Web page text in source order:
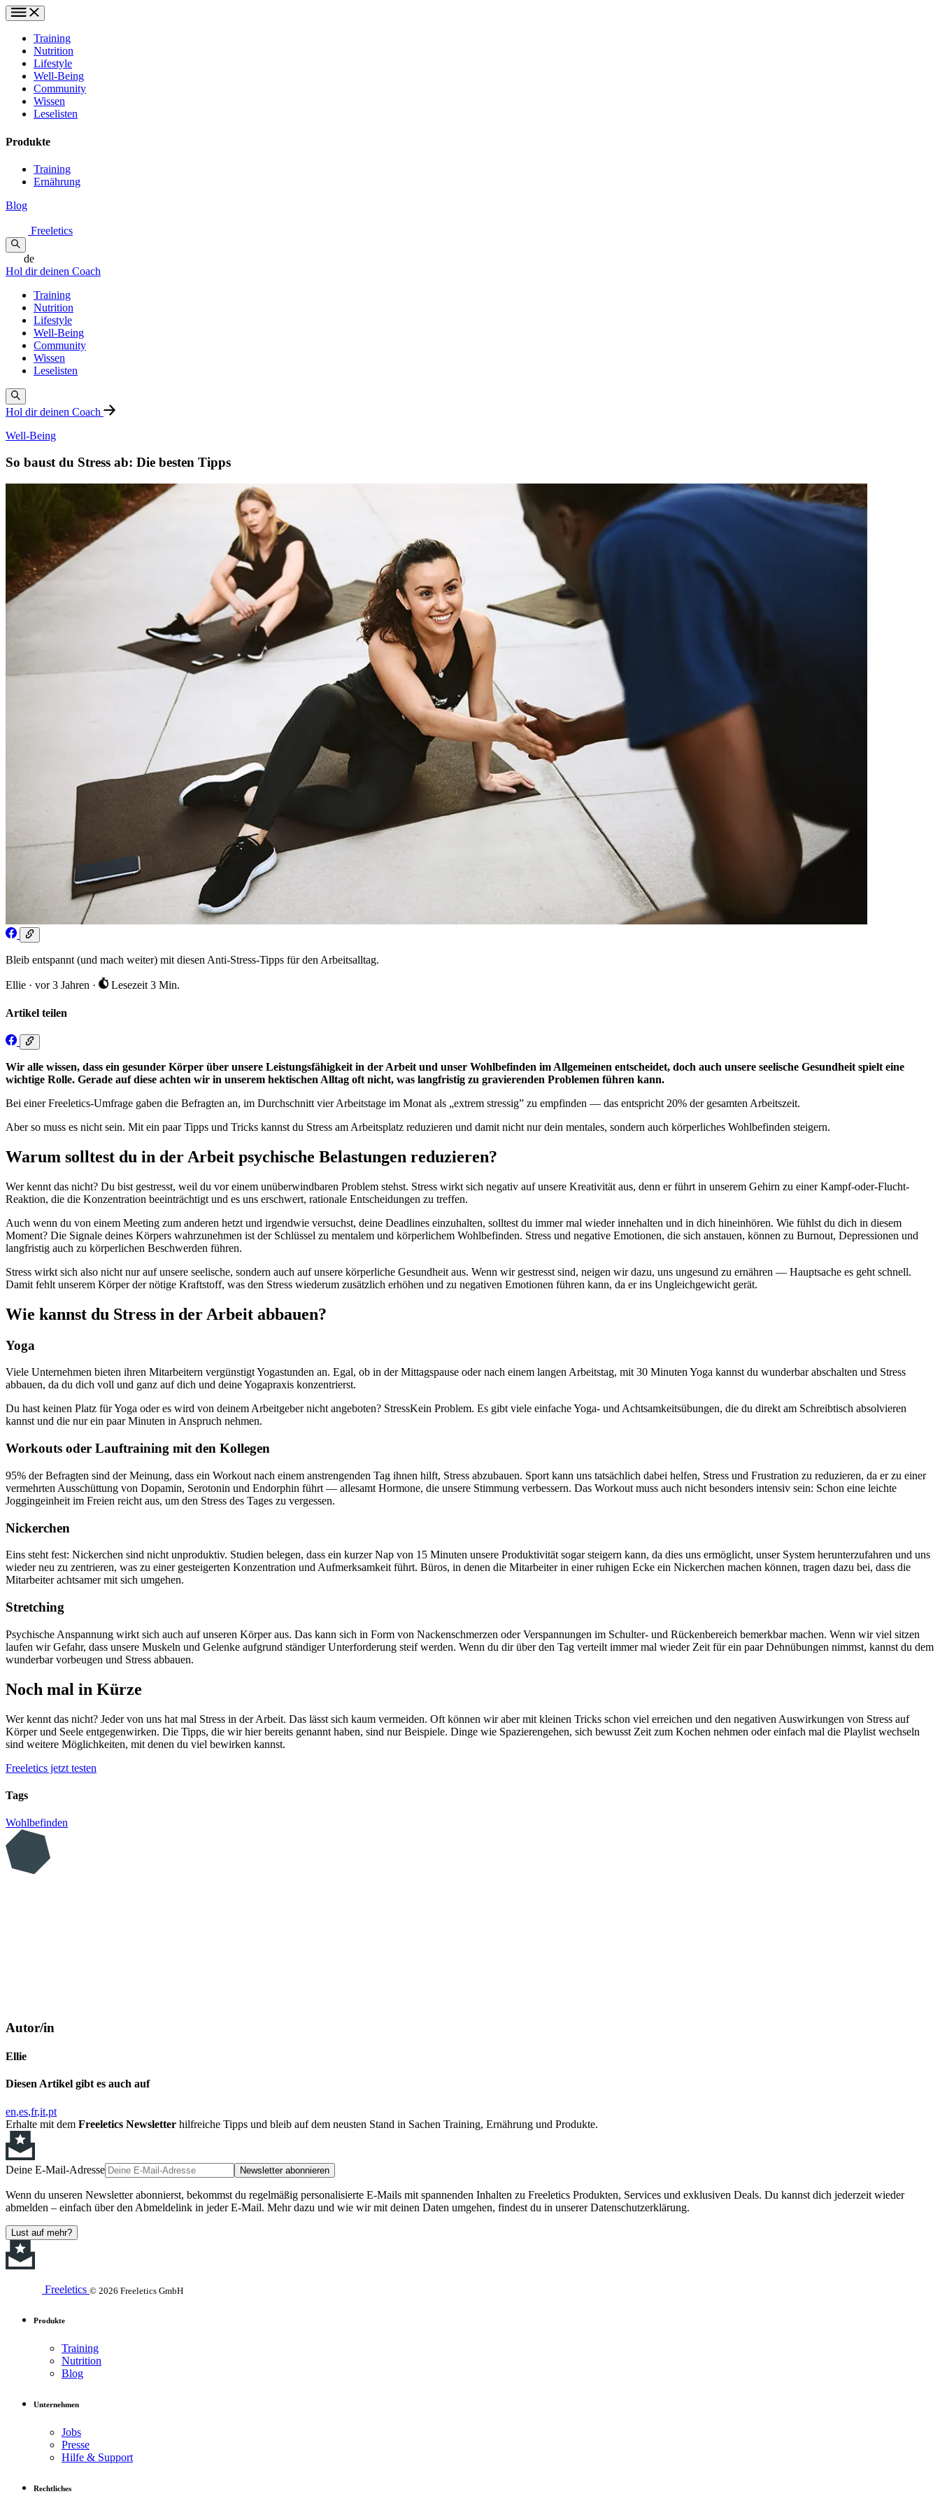
Training
Nutrition
Lifestyle
Well-Being
Community
Wissen
Leselisten
Produkte
Training
Ernährung
Blog
Freeletics
de
Hol dir deinen Coach
Training
Nutrition
Lifestyle
Well-Being
Community
Wissen
Leselisten
Hol dir deinen Coach
Well-Being
So baust du Stress ab: Die besten Tipps
Bleib entspannt (und mach weiter) mit diesen Anti-Stress-Tipps für den Arbeitsalltag.
Ellie · vor 3 Jahren · Lesezeit 3 Min.
Artikel teilen
Wir alle wissen, dass ein gesunder Körper über unsere Leistungsfähigkeit in der Arbeit und unser Wohlbefinden im Allgemeinen entscheidet, doch auch unsere seelische Gesundheit spielt eine
wichtige Rolle. Gerade auf diese achten wir in unserem hektischen Alltag oft nicht, was langfristig zu gravierenden Problemen führen kann.
Bei einer Freeletics-Umfrage gaben die Befragten an, im Durchschnitt vier Arbeitstage im Monat als „extrem stressig” zu empfinden — das entspricht 20% der gesamten Arbeitszeit.
Aber so muss es nicht sein. Mit ein paar Tipps und Tricks kannst du Stress am Arbeitsplatz reduzieren und damit nicht nur dein mentales, sondern auch körperliches Wohlbefinden steigern.
Warum solltest du in der Arbeit psychische Belastungen reduzieren?
Wer kennt das nicht? Du bist gestresst, weil du vor einem unüberwindbaren Problem stehst. Stress wirkt sich negativ auf unsere Kreativität aus, denn er führt in unserem Gehirn zu einer Kampf-oder-Flucht-
Reaktion, die die Konzentration beeinträchtigt und es uns erschwert, rationale Entscheidungen zu treffen.
Auch wenn du von einem Meeting zum anderen hetzt und irgendwie versuchst, deine Deadlines einzuhalten, solltest du immer mal wieder innehalten und in dich hineinhören. Wie fühlst du dich in diesem
Moment? Die Signale deines Körpers wahrzunehmen ist der Schlüssel zu mentalem und körperlichem Wohlbefinden. Stress und negative Emotionen, die sich anstauen, können zu Burnout, Depressionen und
langfristig auch zu körperlichen Beschwerden führen.
Stress wirkt sich also nicht nur auf unsere seelische, sondern auch auf unsere körperliche Gesundheit aus. Wenn wir gestresst sind, neigen wir dazu, uns ungesund zu ernähren — Hauptsache es geht schnell.
Damit fehlt unserem Körper der nötige Kraftstoff, was den Stress wiederum zusätzlich erhöhen und zu negativen Emotionen führen kann, da er ins Ungleichgewicht gerät.
Wie kannst du Stress in der Arbeit abbauen?
Yoga
Viele Unternehmen bieten ihren Mitarbeitern vergünstigt Yogastunden an. Egal, ob in der Mittagspause oder nach einem langen Arbeitstag, mit 30 Minuten Yoga kannst du wunderbar abschalten und Stress
abbauen, da du dich voll und ganz auf dich und deine Yogapraxis konzentrierst.
Du hast keinen Platz für Yoga oder es wird von deinem Arbeitgeber nicht angeboten? StressKein Problem. Es gibt viele einfache Yoga- und Achtsamkeitsübungen, die du direkt am Schreibtisch absolvieren
kannst und die nur ein paar Minuten in Anspruch nehmen.
Workouts oder Lauftraining mit den Kollegen
95% der Befragten sind der Meinung, dass ein Workout nach einem anstrengenden Tag ihnen hilft, Stress abzubauen. Sport kann uns tatsächlich dabei helfen, Stress und Frustration zu reduzieren, da er zu einer
vermehrten Ausschüttung von Dopamin, Serotonin und Endorphin führt — allesamt Hormone, die unsere Stimmung verbessern. Das Workout muss auch nicht besonders intensiv sein: Schon eine leichte
Joggingeinheit im Freien reicht aus, um den Stress des Tages zu vergessen.
Nickerchen
Eins steht fest: Nickerchen sind nicht unproduktiv. Studien belegen, dass ein kurzer Nap von 15 Minuten unsere Produktivität sogar steigern kann, da dies uns ermöglicht, unser System herunterzufahren und uns
wieder neu zu zentrieren, was zu einer gesteigerten Konzentration und Aufmerksamkeit führt. Büros, in denen die Mitarbeiter in einer ruhigen Ecke ein Nickerchen machen können, tragen dazu bei, dass die
Mitarbeiter achtsamer mit sich umgehen.
Stretching
Psychische Anspannung wirkt sich auch auf unseren Körper aus. Das kann sich in Form von Nackenschmerzen oder Verspannungen im Schulter- und Rückenbereich bemerkbar machen. Wenn wir viel sitzen
laufen wir Gefahr, dass unsere Muskeln und Gelenke aufgrund ständiger Unterforderung steif werden. Wenn du dir über den Tag verteilt immer mal wieder Zeit für ein paar Dehnübungen nimmst, kannst du dem
wunderbar vorbeugen und Stress abbauen.
Noch mal in Kürze
Wer kennt das nicht? Jeder von uns hat mal Stress in der Arbeit. Das lässt sich kaum vermeiden. Oft können wir aber mit kleinen Tricks schon viel erreichen und den negativen Auswirkungen von Stress auf
Körper und Seele entgegenwirken. Die Tipps, die wir hier bereits genannt haben, sind nur Beispiele. Dinge wie Spazierengehen, sich bewusst Zeit zum Kochen nehmen oder einfach mal die Playlist wechseln
sind weitere Möglichkeiten, mit denen du viel bewirken kannst.
Freeletics jetzt testen
Tags
Wohlbefinden
Autor/in
Ellie
Diesen Artikel gibt es auch auf
en es fr it pt
Erhalte mit dem Freeletics Newsletter hilfreiche Tipps und bleib auf dem neusten Stand in Sachen Training, Ernährung und Produkte.
Deine E-Mail-Adresse Newsletter abonnieren
Wenn du unseren Newsletter abonnierst, bekommst du regelmäßig personalisierte E-Mails mit spannenden Inhalten zu Freeletics Produkten, Services und exklusiven Deals. Du kannst dich jederzeit wieder
abmelden – einfach über den Abmeldelink in jeder E-Mail. Mehr dazu und wie wir mit deinen Daten umgehen, findest du in unserer Datenschutzerklärung.
Lust auf mehr?
Freeletics © 2026 Freeletics GmbH
Produkte
Training
Nutrition
Blog
Unternehmen
Jobs
Presse
Hilfe & Support
Rechtliches